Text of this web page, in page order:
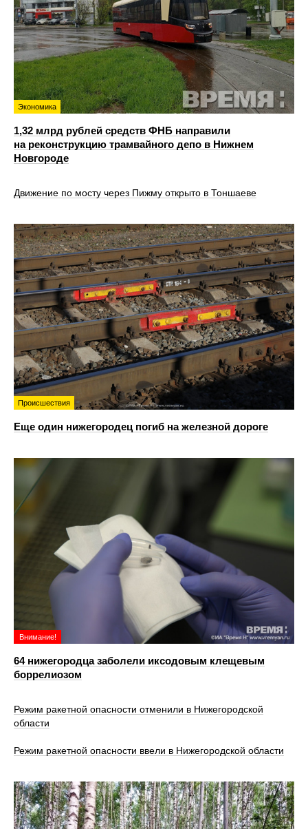
Экономика
1,32 млрд рублей средств ФНБ направили
на реконструкцию трамвайного депо в Нижнем
Новгороде
Движение по мосту через Пижму открыто в Тоншаеве
Происшествия
Еще один нижегородец погиб на железной дороге
Внимание!
64 нижегородца заболели иксодовым клещевым
боррелиозом
Режим ракетной опасности отменили в Нижегородской
области
Режим ракетной опасности ввели в Нижегородской области